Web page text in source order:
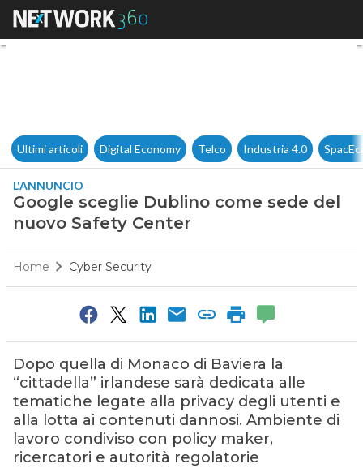
Google sceglie Dublino
Ultimi articoli Digital Economy Telco Industria 4.0
L'ANNUNCIO
Google sceglie Dublino come sede del
nuovo Safety Center
Home Cyber Security
Dopo quella di Monaco di Baviera la
“cittadella” irlandese sarà dedicata alle
tematiche legate alla privacy degli utenti e
alla lotta ai contenuti dannosi. Ambiente di
lavoro condiviso con policy maker,
ricercatori e autorità regolatorie